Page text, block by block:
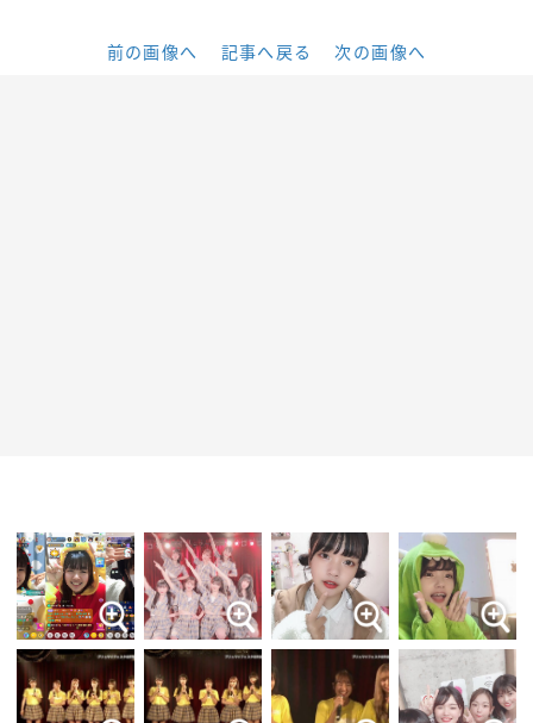
前の画像へ 記事へ戻る 次の画像へ